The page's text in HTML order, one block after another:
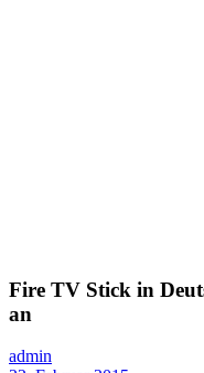
Fire TV Stick in
an
admin